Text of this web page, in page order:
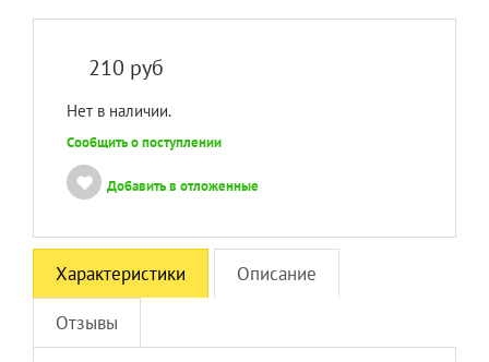
210 руб
Нет в наличии.
Сообщить о поступлении
Добавить в отложенные
Характеристики Описание
Отзывы